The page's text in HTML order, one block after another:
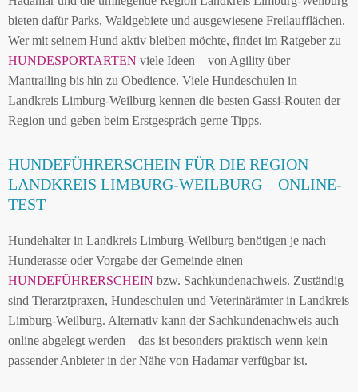
bieten dafür Parks, Waldgebiete und ausgewiesene Freilaufflächen.
Wer mit seinem Hund aktiv bleiben möchte, findet im Ratgeber zu
HUNDESPORTARTEN viele Ideen – von Agility über
Mantrailing bis hin zu Obedience. Viele Hundeschulen in
Landkreis Limburg-Weilburg kennen die besten Gassi-Routen der
Region und geben beim Erstgespräch gerne Tipps.
HUNDEFÜHRERSCHEIN FÜR DIE REGION
LANDKREIS LIMBURG-WEILBURG – ONLINE-
TEST
Hundehalter in Landkreis Limburg-Weilburg benötigen je nach
Hunderasse oder Vorgabe der Gemeinde einen
HUNDEFÜHRERSCHEIN bzw. Sachkundenachweis. Zuständig
sind Tierarztpraxen, Hundeschulen und Veterinärämter in Landkreis
Limburg-Weilburg. Alternativ kann der Sachkundenachweis auch
online abgelegt werden – das ist besonders praktisch wenn kein
passender Anbieter in der Nähe von Hadamar verfügbar ist.